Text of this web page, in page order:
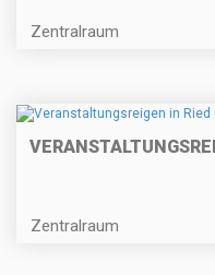
Zentralraum
Zentralraum